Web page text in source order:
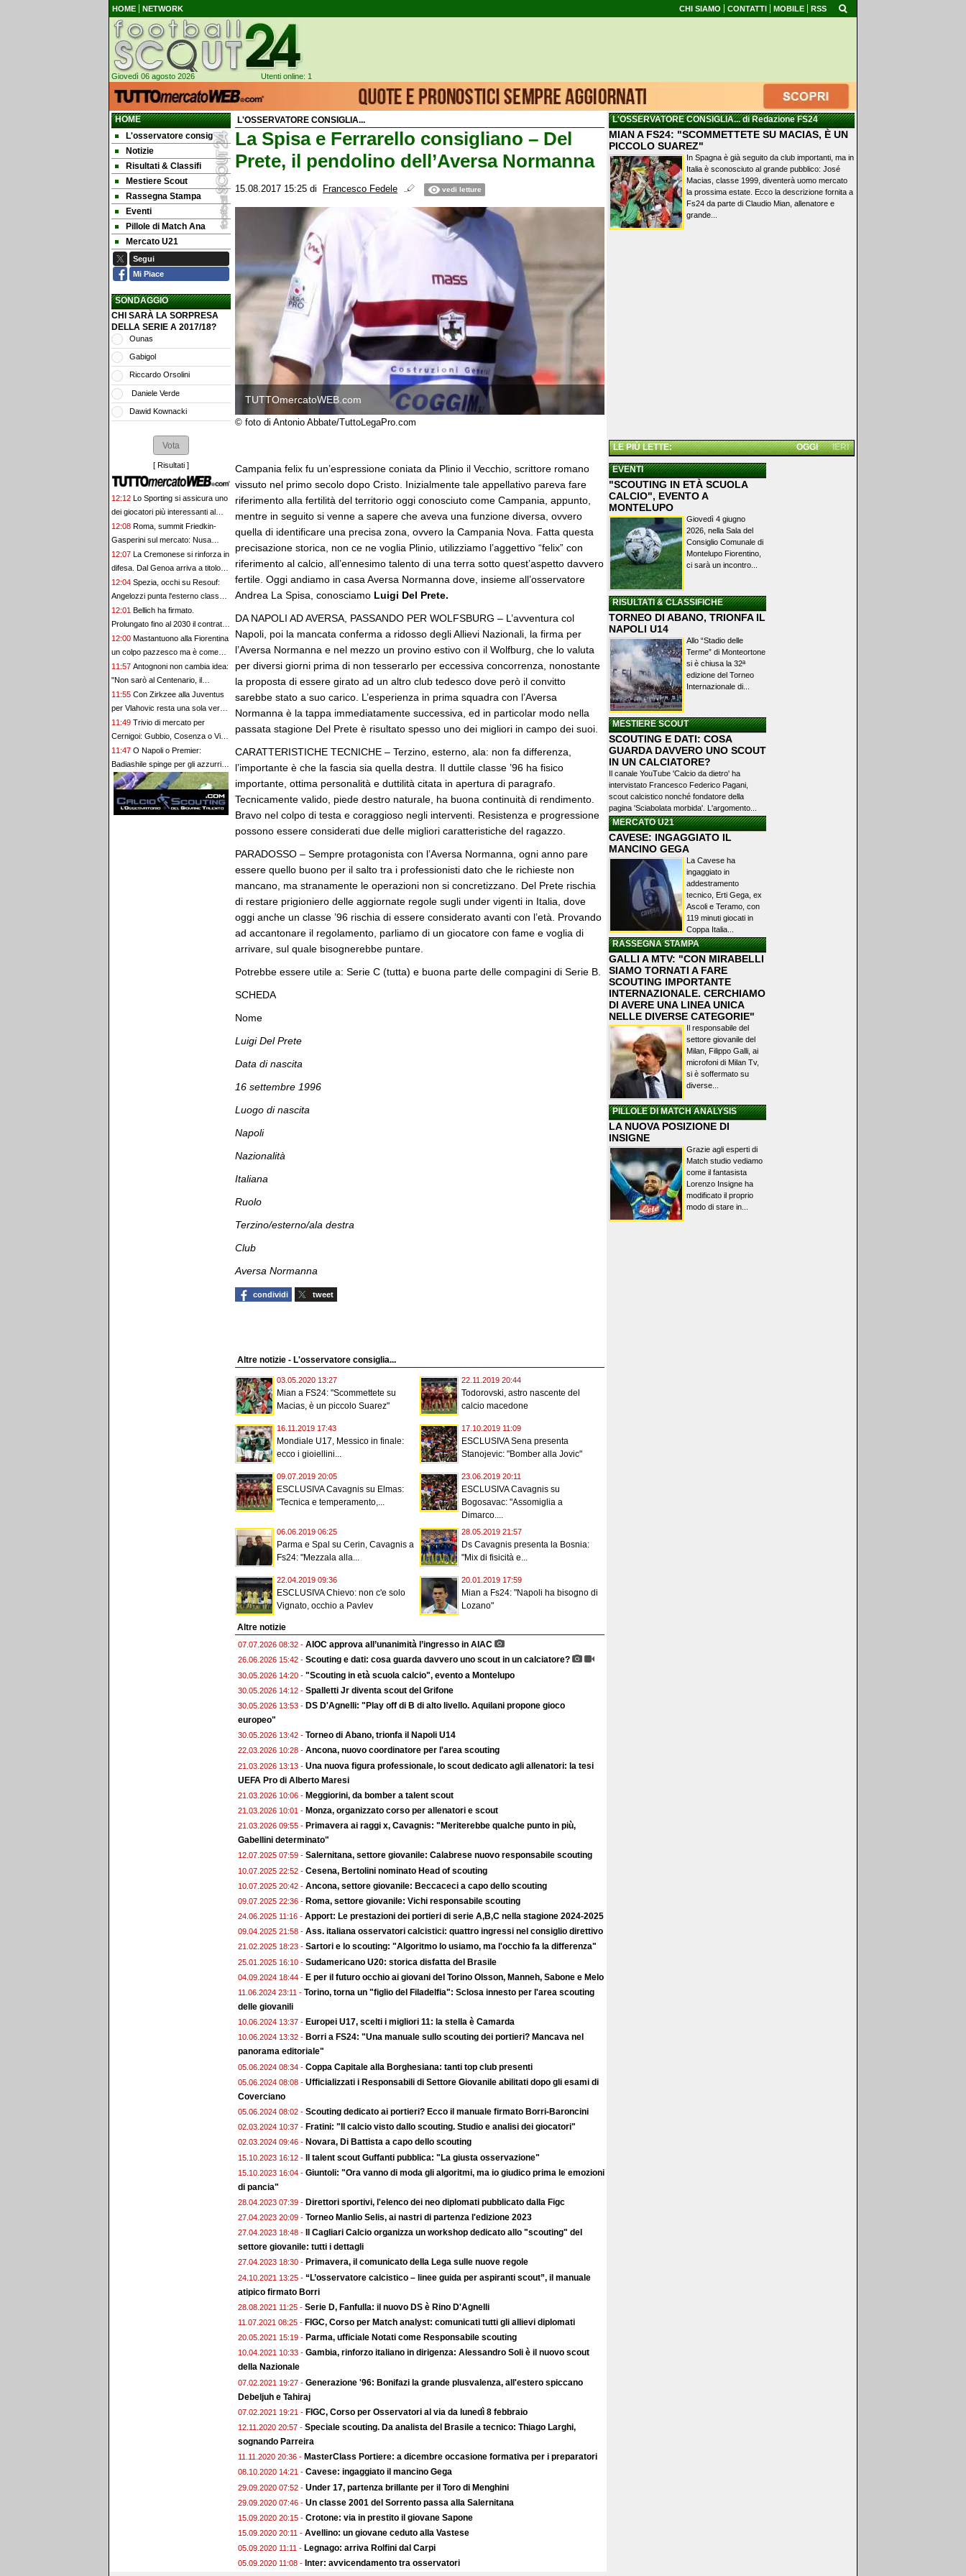
HOME NETWORK CHI SIAMO CONTATTI MOBILE RSS
Giovedì 06 agosto 2026 Utenti online: 1
HOME
L'osservatore consig
Notizie
Risultati & Classifi
Mestiere Scout
Rassegna Stampa
Eventi
Pillole di Match Ana
Mercato U21
Segui
Mi Piace
SONDAGGIO
CHI SARÀ LA SORPRESA
DELLA SERIE A 2017/18?
Ounas
Gabigol
Riccardo Orsolini
Daniele Verde
Dawid Kownacki
[ Risultati ]
12:12 Lo Sporting si assicura uno
dei giocatori più interessanti al
Mondiale: fatta per Irankunda
12:08 Roma, summit Friedkin-
Gasperini sul mercato: Nusa
resta la priorità
12:07 La Cremonese si rinforza in
difesa. Dal Genoa arriva a titolo
definitivo Vogliacco
12:04 Spezia, occhi su Resouf:
Angelozzi punta l'esterno classe
2002 del Martina
12:01 Bellich ha firmato.
Prolungato fino al 2030 il contratto
che lo lega alla Juve Stabia
12:00 Mastantuono alla Fiorentina
un colpo pazzesco ma è come
Endrick al Lione: serve spendere
e credere nello scouting per i
migliori talenti. Giovani italiani:
attenzione perché qualcosa sta
cambiando davvero
11:57 Antognoni non cambia idea:
"Non sarò al Centenario, il
comunicato mi ha fatto
imbestialire"
11:55 Con Zirkzee alla Juventus
per Vlahovic resta una sola vera
possibilità in Serie A
11:49 Trivio di mercato per
Cernigoi: Gubbio, Cosenza o Vis
Pesaro? Il punto
11:47 O Napoli o Premier:
Badiashile spinge per gli azzurri.
Svolta attesa entro il weekend
L'OSSERVATORE CONSIGLIA...
La Spisa e Ferrarello consigliano – Del
Prete, il pendolino dell’Aversa Normanna
15.08.2017 15:25 di Francesco Fedele vedi letture
TUTTOmercatoWEB.com
© foto di Antonio Abbate/TuttoLegaPro.com
Campania felix fu un’espressione coniata da Plinio il Vecchio, scrittore romano
vissuto nel primo secolo dopo Cristo. Inizialmente tale appellativo pareva fare
riferimento alla fertilità del territorio oggi conosciuto come Campania, appunto,
mentre in seguito si venne a sapere che aveva una funzione diversa, ovvero
quella di identificare una precisa zona, ovvero la Campania Nova. Fatta questa
precisazione storica, non ce ne voglia Plinio, utilizziamo l’aggettivo “felix” con
riferimento al calcio, all’ennesimo talento di una terra sotto quest’aspetto davvero
fertile. Oggi andiamo in casa Aversa Normanna dove, insieme all’osservatore
Andrea La Spisa, conosciamo Luigi Del Prete.
DA NAPOLI AD AVERSA, PASSANDO PER WOLFSBURG – L’avventura col
Napoli, poi la mancata conferma a ridosso degli Allievi Nazionali, la firma per
l’Aversa Normanna e nel mezzo un provino estivo con il Wolfburg, che lo valuta
per diversi giorni prima di non tesserarlo per eccessiva concorrenza, nonostante
la proposta di essere girato ad un altro club tedesco dove però il convitto
sarebbe stato a suo carico. L’esperienza in prima squadra con l’Aversa
Normanna è la tappa immediatamente successiva, ed in particolar modo nella
passata stagione Del Prete è risultato spesso uno dei migliori in campo dei suoi.
CARATTERISTICHE TECNICHE – Terzino, esterno, ala: non fa differenza,
l’importante è che la fascia sia quella destra. Il duttile classe ’96 ha fisico
importante, ottima personalità e duttilità citata in apertura di paragrafo.
Tecnicamente valido, piede destro naturale, ha buona continuità di rendimento.
Bravo nel colpo di testa e coraggioso negli interventi. Resistenza e progressione
possono essere considerati due delle migliori caratteristiche del ragazzo.
PARADOSSO – Sempre protagonista con l’Aversa Normanna, ogni anno pare
essere quello buono per il salto tra i professionisti dato che le richieste non
mancano, ma stranamente le operazioni non si concretizzano. Del Prete rischia
di restare prigioniero delle aggiornate regole sugli under vigenti in Italia, dove
oggi anche un classe ’96 rischia di essere considerato avanti con l’età. Provando
ad accantonare il regolamento, parliamo di un giocatore con fame e voglia di
arrivare, sul quale bisognerebbe puntare.
Potrebbe essere utile a: Serie C (tutta) e buona parte delle compagini di Serie B.
SCHEDA
Nome
Luigi Del Prete
Data di nascita
16 settembre 1996
Luogo di nascita
Napoli
Nazionalità
Italiana
Ruolo
Terzino/esterno/ala destra
Club
Aversa Normanna
condividi tweet
Altre notizie - L'osservatore consiglia...
03.05.2020 13:27
Mian a FS24: "Scommettete su
Macias, è un piccolo Suarez"
22.11.2019 20:44
Todorovski, astro nascente del
calcio macedone
16.11.2019 17:43
Mondiale U17, Messico in finale:
ecco i gioiellini...
17.10.2019 11:09
ESCLUSIVA Sena presenta
Stanojevic: "Bomber alla Jovic"
09.07.2019 20:05
ESCLUSIVA Cavagnis su Elmas:
"Tecnica e temperamento,...
23.06.2019 20:11
ESCLUSIVA Cavagnis su
Bogosavac: "Assomiglia a
Dimarco....
06.06.2019 06:25
Parma e Spal su Cerin, Cavagnis a
Fs24: "Mezzala alla...
28.05.2019 21:57
Ds Cavagnis presenta la Bosnia:
"Mix di fisicità e...
22.04.2019 09:36
ESCLUSIVA Chievo: non c'e solo
Vignato, occhio a Pavlev
20.01.2019 17:59
Mian a Fs24: "Napoli ha bisogno di
Lozano"
Altre notizie
07.07.2026 08:32 - AIOC approva all’unanimità l’ingresso in AIAC
26.06.2026 15:42 - Scouting e dati: cosa guarda davvero uno scout in un calciatore?
30.05.2026 14:20 - "Scouting in età scuola calcio", evento a Montelupo
30.05.2026 14:12 - Spalletti Jr diventa scout del Grifone
30.05.2026 13:53 - DS D'Agnelli: "Play off di B di alto livello. Aquilani propone gioco
europeo"
30.05.2026 13:42 - Torneo di Abano, trionfa il Napoli U14
22.03.2026 10:28 - Ancona, nuovo coordinatore per l'area scouting
21.03.2026 13:13 - Una nuova figura professionale, lo scout dedicato agli allenatori: la tesi
UEFA Pro di Alberto Maresi
21.03.2026 10:06 - Meggiorini, da bomber a talent scout
21.03.2026 10:01 - Monza, organizzato corso per allenatori e scout
21.03.2026 09:55 - Primavera ai raggi x, Cavagnis: "Meriterebbe qualche punto in più,
Gabellini determinato"
12.07.2025 07:59 - Salernitana, settore giovanile: Calabrese nuovo responsabile scouting
10.07.2025 22:52 - Cesena, Bertolini nominato Head of scouting
10.07.2025 20:42 - Ancona, settore giovanile: Beccaceci a capo dello scouting
09.07.2025 22:36 - Roma, settore giovanile: Vichi responsabile scouting
24.06.2025 11:16 - Apport: Le prestazioni dei portieri di serie A,B,C nella stagione 2024-2025
09.04.2025 21:58 - Ass. italiana osservatori calcistici: quattro ingressi nel consiglio direttivo
21.02.2025 18:23 - Sartori e lo scouting: "Algoritmo lo usiamo, ma l'occhio fa la differenza"
25.01.2025 16:10 - Sudamericano U20: storica disfatta del Brasile
04.09.2024 18:44 - E per il futuro occhio ai giovani del Torino Olsson, Manneh, Sabone e Melo
11.06.2024 23:11 - Torino, torna un "figlio del Filadelfia": Sclosa innesto per l'area scouting
delle giovanili
10.06.2024 13:37 - Europei U17, scelti i migliori 11: la stella è Camarda
10.06.2024 13:32 - Borri a FS24: "Una manuale sullo scouting dei portieri? Mancava nel
panorama editoriale"
05.06.2024 08:34 - Coppa Capitale alla Borghesiana: tanti top club presenti
05.06.2024 08:08 - Ufficializzati i Responsabili di Settore Giovanile abilitati dopo gli esami di
Coverciano
05.06.2024 08:02 - Scouting dedicato ai portieri? Ecco il manuale firmato Borri-Baroncini
02.03.2024 10:37 - Fratini: "Il calcio visto dallo scouting. Studio e analisi dei giocatori"
02.03.2024 09:46 - Novara, Di Battista a capo dello scouting
15.10.2023 16:12 - Il talent scout Guffanti pubblica: "La giusta osservazione"
15.10.2023 16:04 - Giuntoli: "Ora vanno di moda gli algoritmi, ma io giudico prima le emozioni
di pancia"
28.04.2023 07:39 - Direttori sportivi, l'elenco dei neo diplomati pubblicato dalla Figc
27.04.2023 20:09 - Torneo Manlio Selis, ai nastri di partenza l'edizione 2023
27.04.2023 18:48 -
Il Cagliari Calcio organizza un workshop dedicato allo "scouting" del
settore giovanile: tutti i dettagli
27.04.2023 18:30 - Primavera, il comunicato della Lega sulle nuove regole
24.10.2021 13:25 - “L’osservatore calcistico – linee guida per aspiranti scout”, il manuale
atipico firmato Borri
28.08.2021 11:25 - Serie D, Fanfulla: il nuovo DS è Rino D'Agnelli
11.07.2021 08:25 - FIGC, Corso per Match analyst: comunicati tutti gli allievi diplomati
20.05.2021 15:19 - Parma, ufficiale Notati come Responsabile scouting
10.04.2021 10:33 - Gambia, rinforzo italiano in dirigenza: Alessandro Soli è il nuovo scout
della Nazionale
07.02.2021 19:27 - Generazione '96: Bonifazi la grande plusvalenza, all'estero spiccano
Debeljuh e Tahiraj
07.02.2021 19:21 - FIGC, Corso per Osservatori al via da lunedì 8 febbraio
12.11.2020 20:57 - Speciale scouting. Da analista del Brasile a tecnico: Thiago Larghi,
sognando Parreira
11.11.2020 20:36 - MasterClass Portiere: a dicembre occasione formativa per i preparatori
08.10.2020 14:21 - Cavese: ingaggiato il mancino Gega
29.09.2020 07:52 - Under 17, partenza brillante per il Toro di Menghini
29.09.2020 07:46 - Un classe 2001 del Sorrento passa alla Salernitana
15.09.2020 20:15 - Crotone: via in prestito il giovane Sapone
15.09.2020 20:11 - Avellino: un giovane ceduto alla Vastese
05.09.2020 11:11 - Legnago: arriva Rolfini dal Carpi
05.09.2020 11:08 - Inter: avvicendamento tra osservatori
L'OSSERVATORE CONSIGLIA...di Redazione FS24
MIAN A FS24: "SCOMMETTETE SU MACIAS, È UN
PICCOLO SUAREZ"
In Spagna è già seguito da club importanti, ma in
Italia è sconosciuto al grande pubblico: José
Macias, classe 1999, diventerà uomo mercato
la prossima estate. Ecco la descrizione fornita a
Fs24 da parte di Claudio Mian, allenatore e
grande...
LE PIÙ LETTE: IERI
OGGI
EVENTI
"SCOUTING IN ETÀ SCUOLA
CALCIO", EVENTO A
MONTELUPO
Giovedì 4 giugno
2026, nella Sala del
Consiglio Comunale di
Montelupo Fiorentino,
ci sarà un incontro...
RISULTATI & CLASSIFICHE
TORNEO DI ABANO, TRIONFA IL
NAPOLI U14
Allo “Stadio delle
Terme” di Monteortone
si è chiusa la 32ª
edizione del Torneo
Internazionale di...
MESTIERE SCOUT
SCOUTING E DATI: COSA
GUARDA DAVVERO UNO SCOUT
IN UN CALCIATORE?
Il canale YouTube 'Calcio da dietro' ha
intervistato Francesco Federico Pagani,
scout calcistico nonché fondatore della
pagina 'Sciabolata morbida'. L'argomento...
MERCATO U21
CAVESE: INGAGGIATO IL
MANCINO GEGA
La Cavese ha
ingaggiato in
addestramento
tecnico, Erti Gega, ex
Ascoli e Teramo, con
119 minuti giocati in
Coppa Italia...
RASSEGNA STAMPA
GALLI A MTV: "CON MIRABELLI
SIAMO TORNATI A FARE
SCOUTING IMPORTANTE
INTERNAZIONALE. CERCHIAMO
DI AVERE UNA LINEA UNICA
NELLE DIVERSE CATEGORIE"
Il responsabile del
settore giovanile del
Milan, Filippo Galli, ai
microfoni di Milan Tv,
si è soffermato su
diverse...
PILLOLE DI MATCH ANALYSIS
LA NUOVA POSIZIONE DI
INSIGNE
Grazie agli esperti di
Match studio vediamo
come il fantasista
Lorenzo Insigne ha
modificato il proprio
modo di stare in...